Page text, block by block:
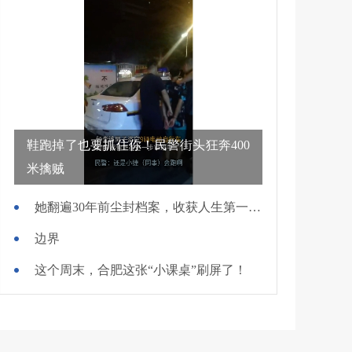
鞋跑掉了也要抓住你！民警街头狂奔400
米擒贼
她翻遍30年前尘封档案，收获人生第一面锦旗
边界
这个周末，合肥这张“小课桌”刷屏了！